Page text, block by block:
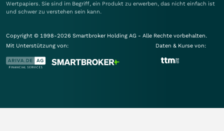
Wertpapiers. Sie sind im Begriff, ein Produkt zu erwerben, das nicht einfach ist
und schwer zu verstehen sein kann.
Copyright © 1998-2026 Smartbroker Holding AG - Alle Rechte vorbehalten.
Mit Unterstützung von:
Daten & Kurse von: